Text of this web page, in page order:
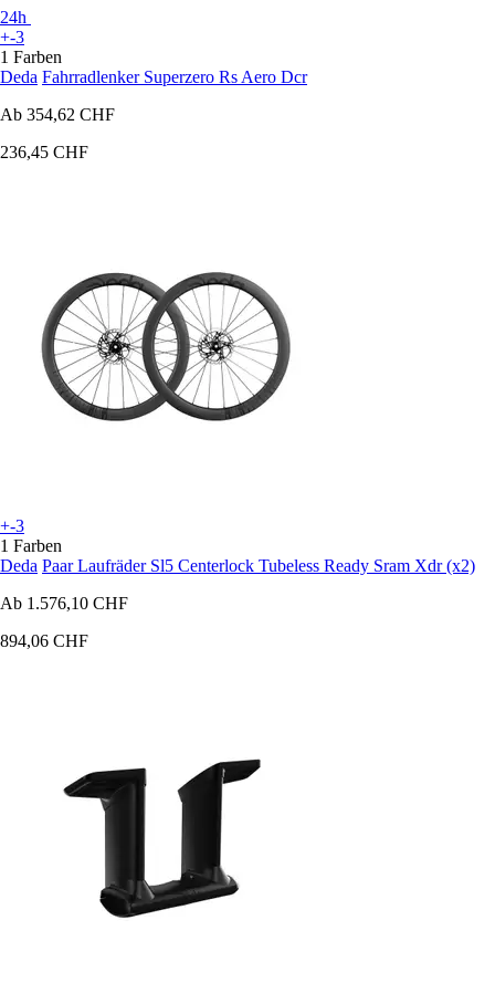
24h
+-3
1 Farben
Deda Fahrradlenker Superzero Rs Aero Dcr
Ab 354,62 CHF
236,45 CHF
+-3
1 Farben
Deda Paar Laufräder Sl5 Centerlock Tubeless Ready Sram Xdr (x2)
Ab 1.576,10 CHF
894,06 CHF